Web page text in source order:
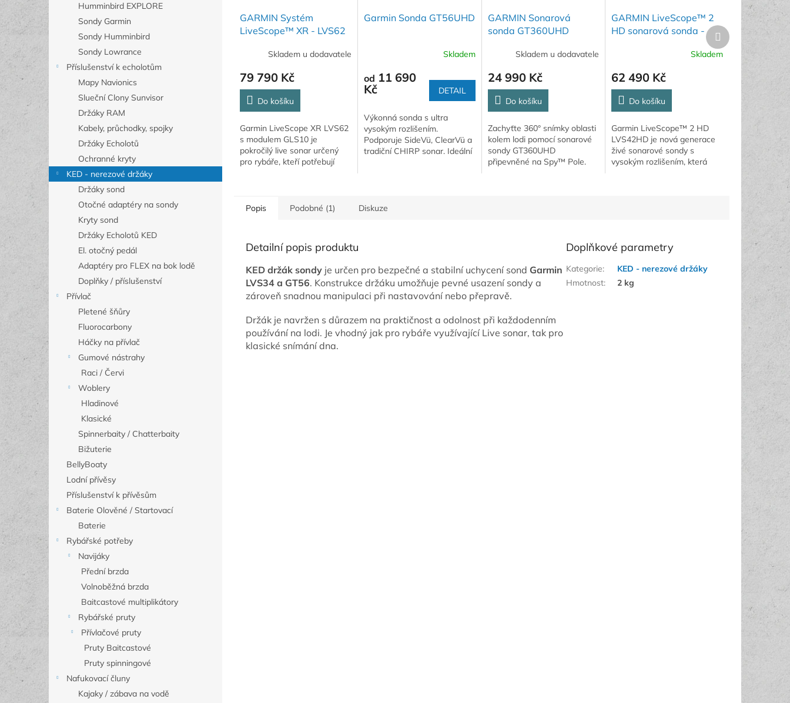
Humminbird EXPLORE
Sondy Garmin
Sondy Humminbird
Sondy Lowrance
Příslušenství k echolotům
Mapy Navionics
Slueční Clony Sunvisor
Držáky RAM
Kabely, průchodky, spojky
Držáky Echolotů
Ochranné kryty
KED - nerezové držáky
Držáky sond
Otočné adaptéry na sondy
Kryty sond
Držáky Echolotů KED
El. otočný pedál
Adaptéry pro FLEX na bok lodě
Doplňky / příslušenství
Přívlač
Pletené šňůry
Fluorocarbony
Háčky na přívlač
Gumové nástrahy
Raci / Červi
Woblery
Hladinové
Klasické
Spinnerbaity / Chatterbaity
Bižuterie
BellyBoaty
Lodní přívěsy
Příslušenství k přívěsům
Baterie Olověné / Startovací
Baterie
Rybářské potřeby
Navijáky
Přední brzda
Volnoběžná brzda
Baitcastové multiplikátory
Rybářské pruty
Přívlačové pruty
Pruty Baitcastové
Pruty spinningové
Nafukovací čluny
Kajaky / zábava na vodě
GARMIN Systém
LiveScope™ XR - LVS62
Skladem u dodavatele
79 790 Kč
Do košíku
Garmin LiveScope XR LVS62
s modulem GLS10 je
pokročilý live sonar určený
pro rybáře, kteří potřebují
Garmin Sonda GT56UHD
Skladem
od 11 690
Kč
DETAIL
Výkonná sonda s ultra
vysokým rozlišením.
Podporuje SideVü, ClearVü a
tradiční CHIRP sonar. Ideální
GARMIN Sonarová
sonda GT360UHD
Skladem u dodavatele
24 990 Kč
Do košíku
Zachyťte 360° snímky oblasti
kolem lodi pomocí sonarové
sondy GT360UHD
připevněné na Spy™ Pole.
GARMIN LiveScope™ 2
HD sonarová sonda -
Skladem
62 490 Kč
Do košíku
Garmin LiveScope™ 2 HD
LVS42HD je nová generace
živé sonarové sondy s
vysokým rozlišením, která
Další
produkt
Popis Podobné (1) Diskuze
Detailní popis produktu
KED držák sondy je určen pro bezpečné a stabilní uchycení sond Garmin
LVS34 a GT56. Konstrukce držáku umožňuje pevné usazení sondy a
zároveň snadnou manipulaci při nastavování nebo přepravě.
Držák je navržen s důrazem na praktičnost a odolnost při každodenním
používání na lodi. Je vhodný jak pro rybáře využívající Live sonar, tak pro
klasické snímání dna.
Doplňkové parametry
Kategorie:
KED - nerezové držáky
Hmotnost: 2 kg